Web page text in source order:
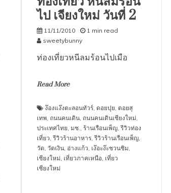
ไป เจียงใหม่ วันที่ 2
11/11/2010
1 min read
sweetybunny
ท่องเที่ยวหนีลมร้อนไปเมือ
Read More
ง๊องแง๊งตะลอนทัวร์, ดอยปุย, ดอยสุ
เทพ, ถนนคนเดิน, ถนนคนเดินเชียงใหม่,
ประเทศไทย, มช., ร้านเรือนเพ็ญ,รีวิวท่อง
เที่ยว,รีวิวร้านอาหาร,รีวิวร้านเรือนเพ็ญ,
วัด, วัดเงิน, อ่างแก้ว, เง๊อะง๊ะชวนชิม,
เชียงใหม่, เที่ยวภาคเหนือ, เที่ยว
เชียงใหม่